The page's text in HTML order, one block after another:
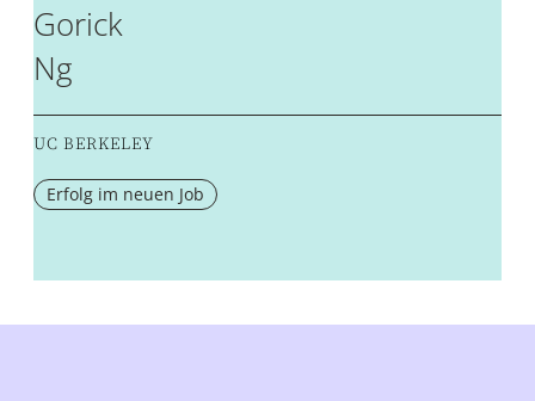
Gorick
Ng
UC BERKELEY
Erfolg im neuen Job